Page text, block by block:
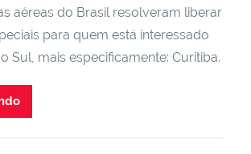
aéreas do Brasil resolveram liberar
para quem está interessado
Sul, mais especificamente: Curitiba.